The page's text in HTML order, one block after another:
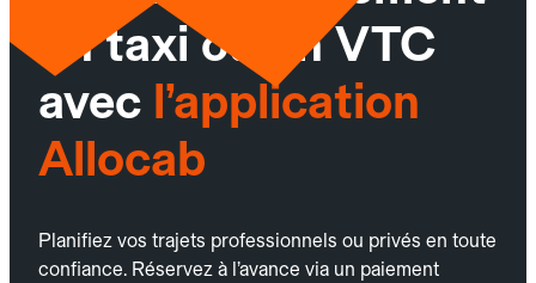
un taxi ou un VTC
avec l’application
Allocab
Planifiez vos trajets professionnels ou privés en toute
confiance. Réservez à l’avance via un paiement